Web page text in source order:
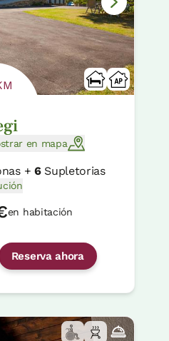
en mapa
+ 6Supletorias
en habitación
Reserva ahora